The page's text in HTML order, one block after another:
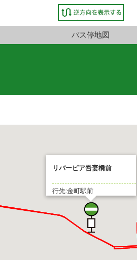
バス停地図
リバーピア吾妻橋前
行先:金町駅前